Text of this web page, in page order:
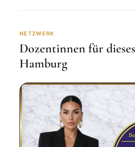
NETZWERK
Dozentinnen für
Hamburg